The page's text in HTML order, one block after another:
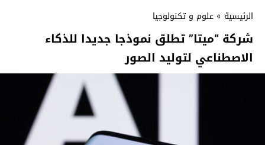
الرئيسية » علوم و تكنولوجيا
شركة “ميتا” تطلق نموذجا جديدا للذكاء
الاصطناعي لتوليد الصور